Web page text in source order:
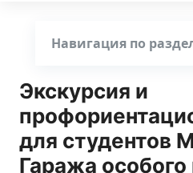
Экскурсия и
для студентов
Гаража особого
Навигация по